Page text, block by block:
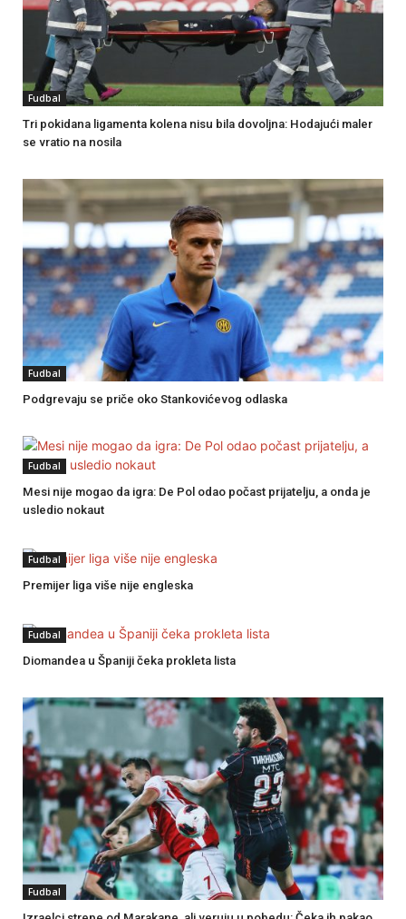
Fudbal
Tri pokidana ligamenta kolena nisu bila dovoljna: Hodajući maler
se vratio na nosila
Fudbal
Podgrevaju se priče oko Stankovićevog odlaska
Fudbal
Mesi nije mogao da igra: De Pol odao počast prijatelju, a onda je
usledio nokaut
Fudbal
Premijer liga više nije engleska
Fudbal
Diomandea u Španiji čeka prokleta lista
Fudbal